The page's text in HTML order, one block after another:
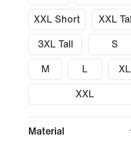
XXL Short XXL Tall
3XL Tall S
M L XL
XXL
Material